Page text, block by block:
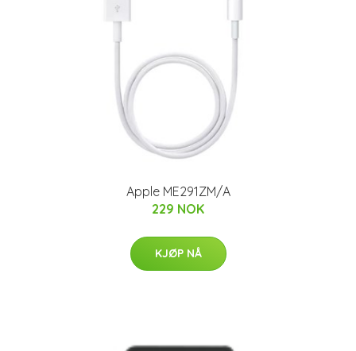
Apple ME291ZM/A
229 NOK
KJØP NÅ